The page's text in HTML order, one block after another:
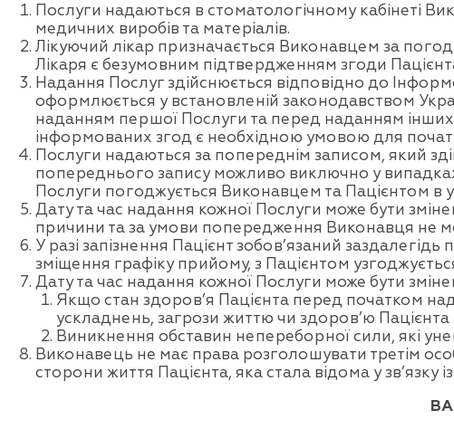
Послуги надаються в стоматологічному кабінеті
медичних виробів та матеріалів.
Лікуючий лікар призначається Виконавцем за
Лікаря є безумовним підтвердженням згоди
Надання Послуг здійснюється відповідно до
оформлюється у встановленій законодавством
наданням першої Послуги та перед наданням
інформованих згод є необхідною умовою для
Послуги надаються за попереднім записом, який
попереднього запису можливо виключно у
Послуги погоджується Виконавцем та Пацієнтом в
Дату та час надання кожної Послуги може бути
причини та за умови попередження Виконавця не
У разі запізнення Пацієнт зобов’язаний
зміщення графіку прийому, з Пацієнтом
Дату та час надання кожної Послуги може бути
Якщо стан здоров’я Пацієнта перед початком
ускладнень, загрози життю чи здоров’ю
Виникнення обставин непереборної сили, які
Виконавець не має права розголошувати третім
сторони життя Пацієнта, яка стала відома у